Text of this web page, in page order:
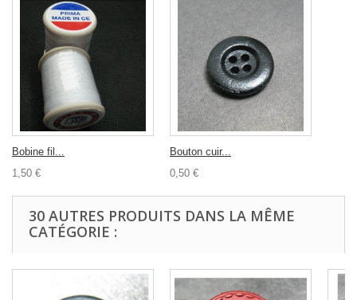
Bobine fil...
1,50 €
Bouton cuir...
0,50 €
30 AUTRES PRODUITS DANS LA MÊME
CATÉGORIE :